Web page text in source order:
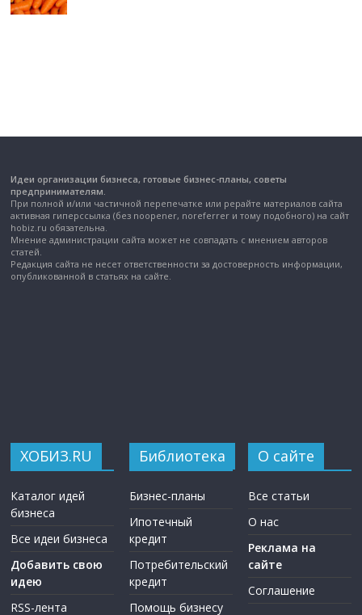
Идеи организации бизнеса, готовые бизнес-планы, советы
предпринимателям.
При полной и/или частичной перепечатке или рерайте материалов сайта
активная гиперссылка (без noopener, noreferrer и тому подобного) на сайт
hobiz.ru обязательна.
Мнение администрации сайта может не совпадать с мнением авторов
статей.
Редакция сайта не несет ответственности за достоверность информации,
опубликованной в статьях на сайте.
ХОБИЗ.RU
Каталог идей
бизнеса
Все идеи бизнеса
Добавить свою
идею
RSS-лента
Библиотека
Бизнес-планы
Ипотечный
кредит
Потребительский
кредит
Помощь бизнесу
О сайте
Все статьи
О нас
Реклама на
сайте
Соглашение